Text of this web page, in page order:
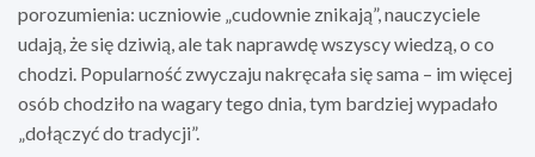
porozumienia: uczniowie „cudownie znikają”, nauczyciele
udają, że się dziwią, ale tak naprawdę wszyscy wiedzą, o co
chodzi. Popularność zwyczaju nakręcała się sama – im więcej
osób chodziło na wagary tego dnia, tym bardziej wypadało
„dołączyć do tradycji”.